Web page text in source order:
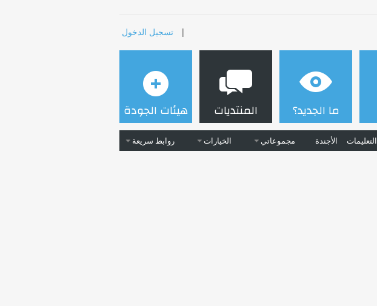
| تسجيل الدخول
ما الجديد؟ المنتديات
التعليمات الأجندة مجموعاتي الخيارات روابط سريعة
هيئات الجودة